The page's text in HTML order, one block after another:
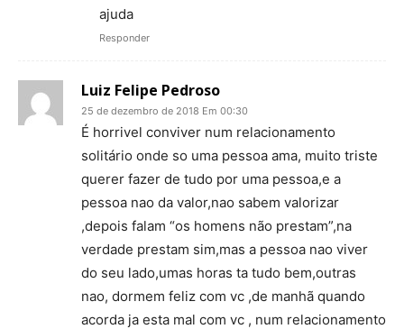
ajuda
Responder
Luiz Felipe Pedroso
25 de dezembro de 2018 Em 00:30
É horrivel conviver num relacionamento
solitário onde so uma pessoa ama, muito triste
querer fazer de tudo por uma pessoa,e a
pessoa nao da valor,nao sabem valorizar
,depois falam “os homens não prestam”,na
verdade prestam sim,mas a pessoa nao viver
do seu lado,umas horas ta tudo bem,outras
nao, dormem feliz com vc ,de manhã quando
acorda ja esta mal com vc , num relacionamento